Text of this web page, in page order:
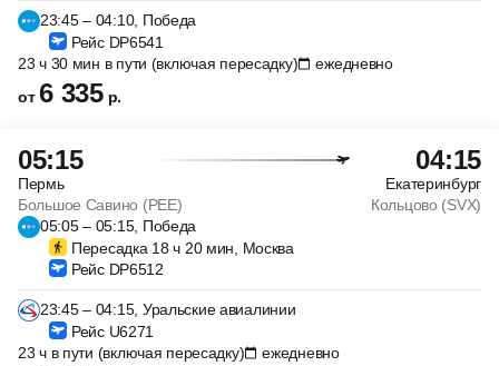
23:45 – 04:10, Победа
Рейс DP6541
23 ч 30 мин в пути (включая пересадку)
ежедневно
от6 335 р.
05:15 04:15
Пермь
Екатеринбург
Большое Савино (PEE)
Кольцово (SVX)
05:05 – 05:15, Победа
Пересадка 18 ч 20 мин, Москва
Рейс DP6512
23:45 – 04:15, Уральские авиалинии
Рейс U6271
23 ч в пути (включая пересадку)
ежедневно